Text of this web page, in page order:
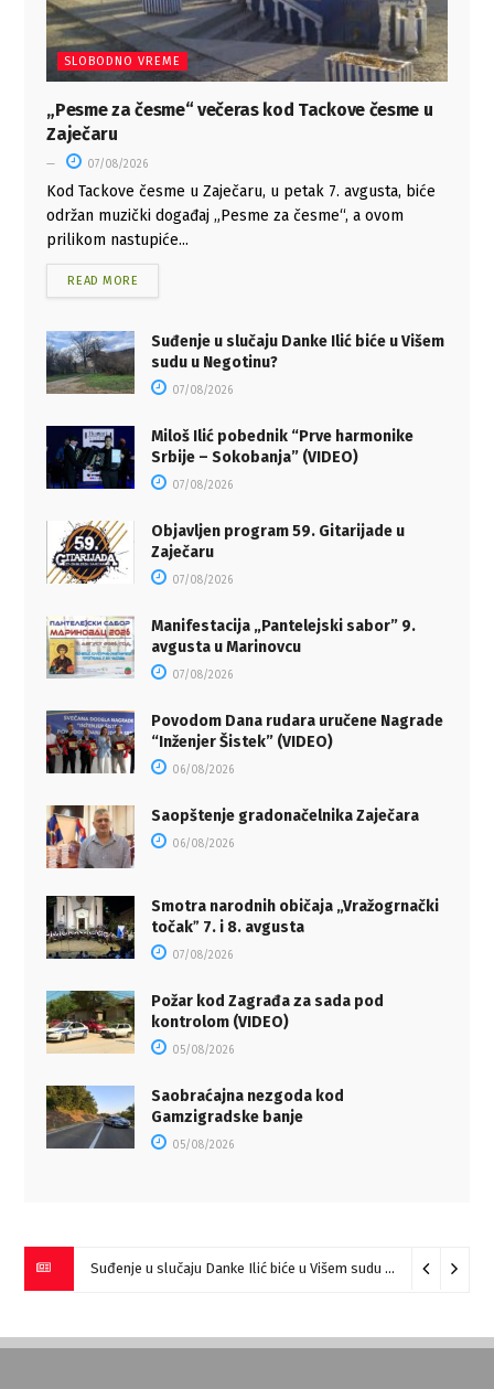
SLOBODNO VREME
„Pesme za česme“ večeras kod Tackove česme u
Zaječaru
07/08/2026
Kod Tackove česme u Zaječaru, u petak 7. avgusta, biće
održan muzički događaj „Pesme za česme“, a ovom
prilikom nastupiće...
READ MORE
Suđenje u slučaju Danke Ilić biće u Višem
sudu u Negotinu?
07/08/2026
Miloš Ilić pobednik “Prve harmonike
Srbije – Sokobanja” (VIDEO)
07/08/2026
Objavljen program 59. Gitarijade u
Zaječaru
07/08/2026
Manifestacija „Pantelejski sabor” 9.
avgusta u Marinovcu
07/08/2026
Povodom Dana rudara uručene Nagrade
“Inženjer Šistek” (VIDEO)
06/08/2026
Saopštenje gradonačelnika Zaječara
06/08/2026
Smotra narodnih običaja „Vražogrnački
točakˮ 7. i 8. avgusta
07/08/2026
Požar kod Zagrađa za sada pod
kontrolom (VIDEO)
05/08/2026
Saobraćajna nezgoda kod
Gamzigradske banje
05/08/2026
Suđenje u slučaju Danke Ilić biće u Višem sudu u Negotinu?